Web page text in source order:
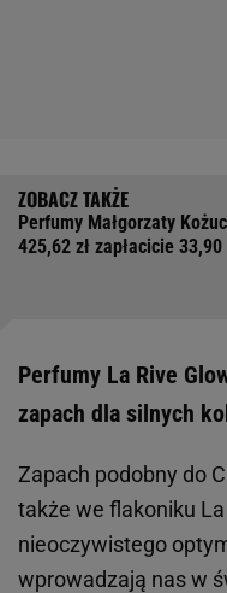
Perfumy Małgorzaty
425,62 zł zapłacicie 33,90
Perfumy La Rive
zapach dla silnych
Zapach podobny do
także we flakoniku La
nieoczywistego
wprowadzają nas w